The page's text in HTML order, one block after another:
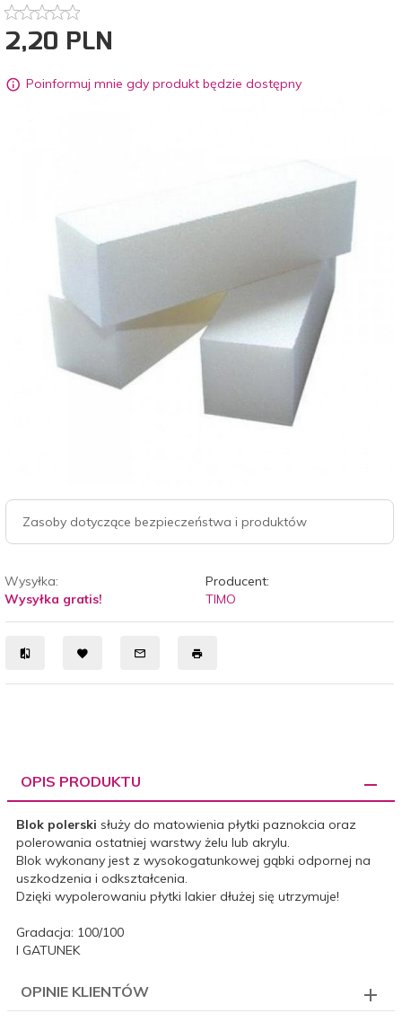
2,20 PLN
Poinformuj mnie gdy produkt będzie dostępny
Zasoby dotyczące bezpieczeństwa i produktów
Wysyłka:
Wysyłka gratis!
Producent:
TIMO
OPIS PRODUKTU
Blok polerski służy do matowienia płytki paznokcia oraz
polerowania ostatniej warstwy żelu lub akrylu.
Blok wykonany jest z wysokogatunkowej gąbki odpornej na
uszkodzenia i odkształcenia.
Dzięki wypolerowaniu płytki lakier dłużej się utrzymuje!
Gradacja: 100/100
I GATUNEK
OPINIE KLIENTÓW